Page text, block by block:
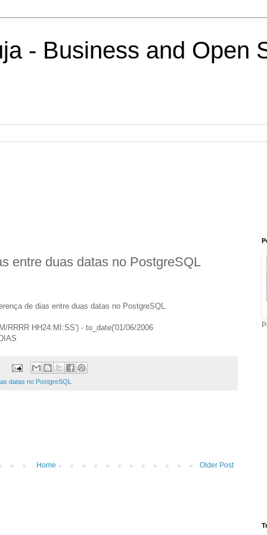
- Business and Open
entre duas datas no PostgreSQL
de dias entre duas datas no PostgreSQL.
RRRR HH24:MI:SS') - to_date('01/06/2006
datas no PostgreSQL
Older Post
Home